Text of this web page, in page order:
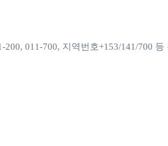
011-700, 지역번호+153/141/700